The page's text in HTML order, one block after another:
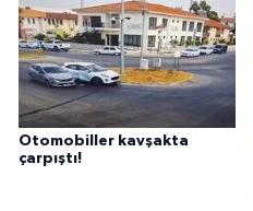
Otomobiller kavşakta
çarpıştı!